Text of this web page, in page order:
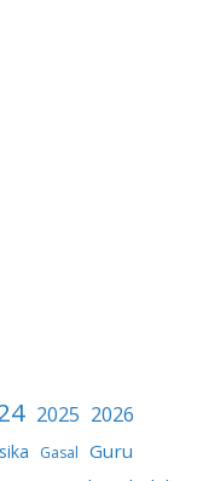
2025 2026
Gasal Guru